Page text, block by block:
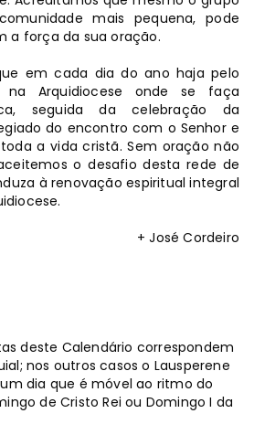
mais pequena, pode
a força da sua oração.
em cada dia do ano haja pelo
Arquidiocese onde se faça
seguida da celebração da
do encontro com o Senhor e
a vida cristã. Sem oração não
o desafio desta rede de
à renovação espiritual integral
+ José Cordeiro
deste Calendário correspondem
nos outros casos o Lausperene
dia que é móvel ao ritmo do
de Cristo Rei ou Domingo I da